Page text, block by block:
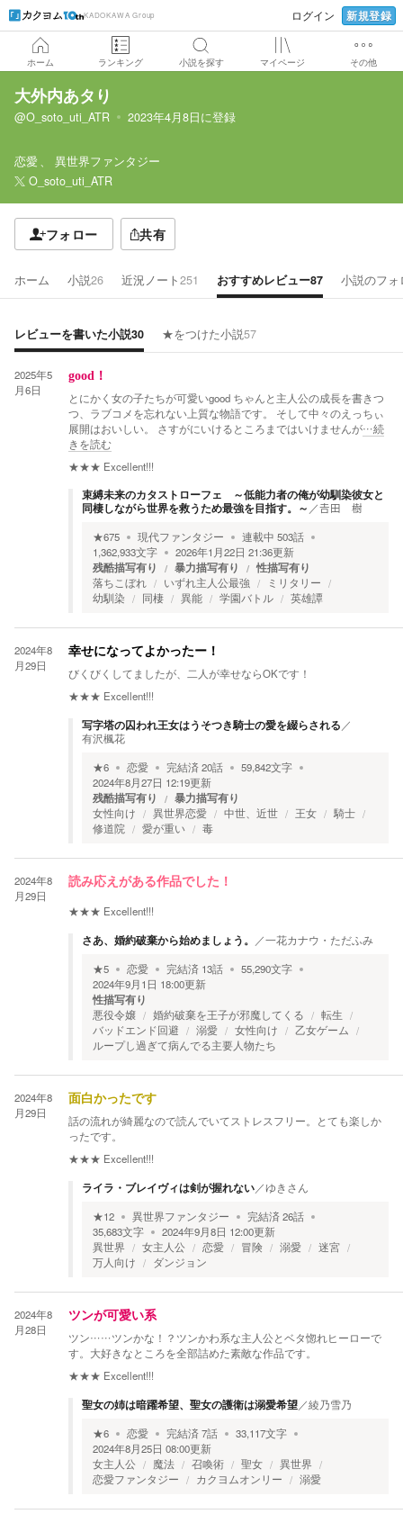
KADOKAWA Group ログイン 新規登録
ホーム ランキング 小説を探す マイページ その他
大外内あタり
@O_soto_uti_ATR 2023年4月8日に登録
恋愛
異世界ファンタジー
O_soto_uti_ATR
フォロー 共有
ホーム 小説26 近況ノート251 おすすめレビュー87 小説のフォ
レビューを書いた小説30 ★をつけた小説57
2025年5
月6日
good！
とにかく女の子たちが可愛いgood ちゃんと主人公の成長を書きつ
つ、ラブコメを忘れない上質な物語です。 そして中々のえっちぃ
展開はおいしい。 さすがにいけるところまではいけませんが…続
きを読む
★★★ Excellent!!!
束縛未来のカタストローフェ ～低能力者の俺が幼馴染彼女と
同棲しながら世界を救うため最強を目指す。～ ／𠮷田 樹
★675 現代ファンタジー 連載中 503話
1,362,933文字 2026年1月22日 21:36更新
残酷描写有り 暴力描写有り 性描写有り
落ちこぼれ いずれ主人公最強
ミリタリー
幼馴染
同棲 異能 学園バトル 英雄譚
2024年8
月29日
幸せになってよかったー！
びくびくしてましたが、二人が幸せならOKです！
★★★ Excellent!!!
写字塔の囚われ王女はうそつき騎士の愛を綴らされる ／
有沢楓花
★6 恋愛 完結済20話 59,842文字
2024年8月27日 12:19更新
残酷描写有り 暴力描写有り
女性向け 異世界恋愛 中世、近世 王女
騎士
修道院
愛が重い 毒
2024年8
月29日
読み応えがある作品でした！
★★★ Excellent!!!
さあ、婚約破棄から始めましょう。 ／一花カナウ・ただふみ
★5 恋愛 完結済 13話 55,290文字
2024年9月1日 18:00更新
性描写有り
悪役令嬢 婚約破棄を王子が邪魔してくる
転生
バッドエンド回避
溺愛 女性向け
乙女ゲーム
ループし過ぎて病んでる主要人物たち
2024年8
月29日
面白かったです
話の流れが綺麗なので読んでいてストレスフリー。とても楽しか
ったです。
★★★ Excellent!!!
ライラ・ブレイヴィは剣が握れない／ゆきさん
★12 異世界ファンタジー 完結済26話
35,683文字 2024年9月8日 12:00更新
異世界
女主人公 恋愛 冒険 溺愛
迷宮
万人向け
ダンジョン
2024年8
月28日
ツンが可愛い系
ツン……ツンかな！？ツンかわ系な主人公とベタ惚れヒーローで
す。大好きなところを全部詰めた素敵な作品です。
★★★ Excellent!!!
聖女の姉は暗躍希望、聖女の護衛は溺愛希望／綾乃雪乃
★6 恋愛 完結済7話 33,117文字
2024年8月25日 08:00更新
女主人公
魔法 召喚術 聖女
異世界
恋愛ファンタジー
カクヨムオンリー 溺愛